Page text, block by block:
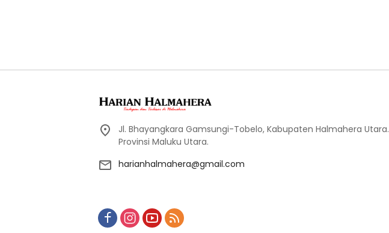
Jl. Bhayangkara Gamsungi-Tobelo, Kabupaten Halmahera Utara.
Provinsi Maluku Utara.
harianhalmahera@gmail.com